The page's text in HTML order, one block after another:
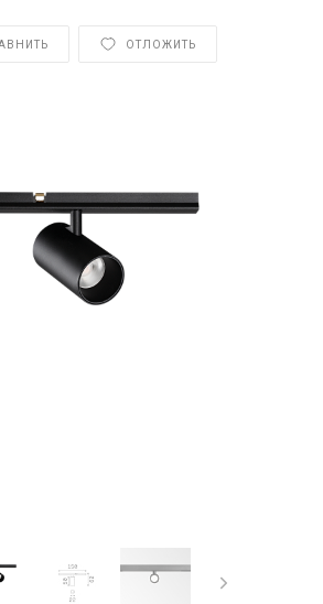
ОТЛОЖИТЬ